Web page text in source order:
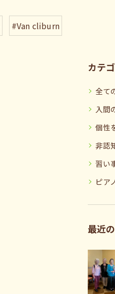
#Van cliburn
カテ
全て
入間
個性
非認
習い
ピア
最近